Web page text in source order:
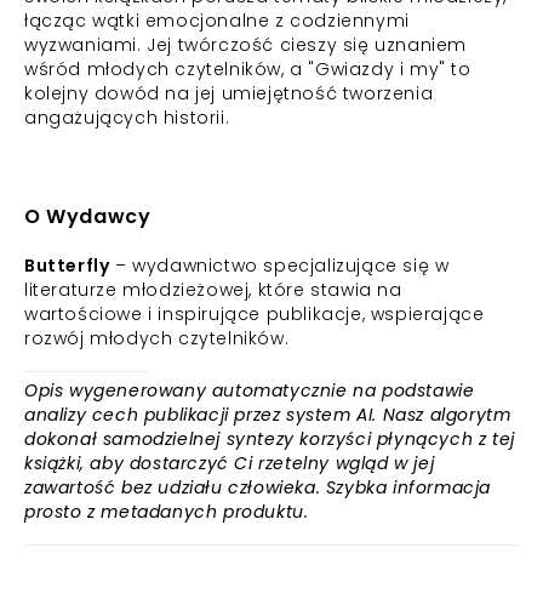
łącząc wątki emocjonalne z codziennymi
wyzwaniami. Jej twórczość cieszy się uznaniem
wśród młodych czytelników, a "Gwiazdy i my" to
kolejny dowód na jej umiejętność tworzenia
angażujących historii.
O Wydawcy
Butterfly– wydawnictwo specjalizujące się w
literaturze młodzieżowej, które stawia na
wartościowe i inspirujące publikacje, wspierające
rozwój młodych czytelników.
Opis wygenerowany automatycznie na podstawie
analizy cech publikacji przez system AI. Nasz algorytm
dokonał samodzielnej syntezy korzyści płynących z tej
książki, aby dostarczyć Ci rzetelny wgląd w jej
zawartość bez udziału człowieka. Szybka informacja
prosto z metadanych produktu.